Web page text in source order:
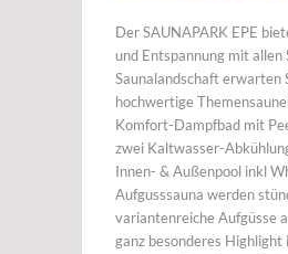
Der SAUNAPARK EPE
und Entspannung mit allen
Saunalandschaft erwarten
hochwertige
Komfort-Dampfbad mit
zwei Kaltwasser-
Innen- & Außenpool inkl
Aufgusssauna werden
variantenreiche Aufgüsse
ganz besonderes Highlight